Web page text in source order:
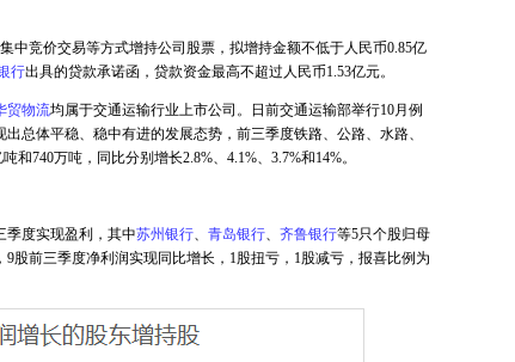
中竞价交易等方式增持公司股票，拟增持金额不低于人民币0.85亿
行出具的贷款承诺函，贷款资金最高不超过人民币1.53亿元。
贸物流均属于交通运输行业上市公司。日前交通运输部举行10月例
总体平稳、稳中有进的发展态势，前三季度铁路、公路、水路、
和740万吨，同比分别增长2.8%、4.1%、3.7%和14%。
季度实现盈利，其中苏州银行、 青岛银行、 齐鲁银行等5只个股归母
股前三季度净利润实现同比增长，1股扭亏，1股减亏，报喜比例为